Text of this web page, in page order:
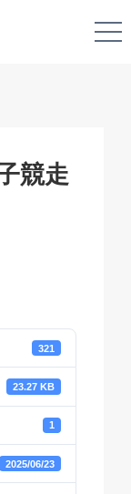
競走
321
23.27 KB
1
2025/06/23